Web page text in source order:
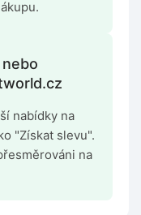
nabídky na
"Získat slevu".
na